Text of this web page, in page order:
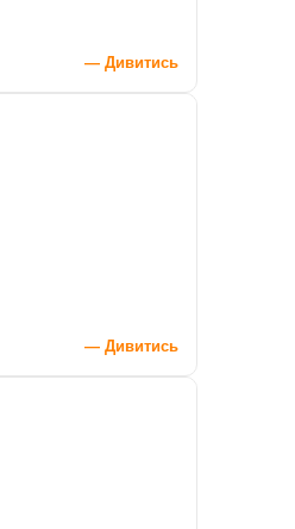
— Дивитись
— Дивитись